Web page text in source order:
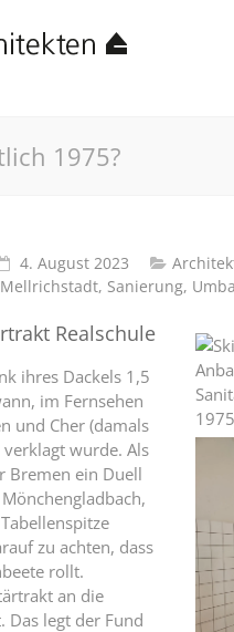
1975?
4. August 2023
, Sanierung,
Realschule
ihres Dackels 1,5
im Fernsehen
und Cher (damals
wurde. Als
Bremen ein Duell
zu achten, dass
rollt.
an die
Das legt der Fund